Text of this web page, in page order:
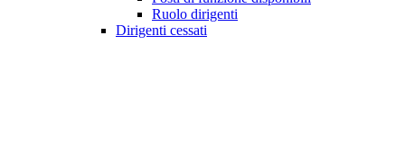
Ruolo dirigenti
Dirigenti cessati